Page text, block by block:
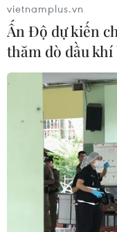
vietnamplus.vn
Ấn Độ dự kiến
thăm dò dầu khí